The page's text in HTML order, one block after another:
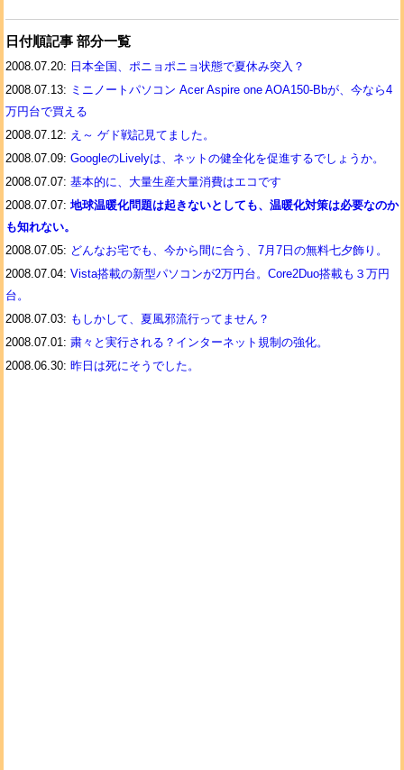
日付順記事 部分一覧
2008.07.20: 日本全国、ポニョポニョ状態で夏休み突入？
2008.07.13: ミニノートパソコン Acer Aspire one AOA150-Bbが、今なら4
万円台で買える
2008.07.12: え～ ゲド戦記見てました。
2008.07.09: GoogleのLivelyは、ネットの健全化を促進するでしょうか。
2008.07.07: 基本的に、大量生産大量消費はエコです
2008.07.07: 地球温暖化問題は起きないとしても、温暖化対策は必要なのか
も知れない。
2008.07.05: どんなお宅でも、今から間に合う、7月7日の無料七夕飾り。
2008.07.04: Vista搭載の新型パソコンが2万円台。Core2Duo搭載も３万円
台。
2008.07.03: もしかして、夏風邪流行ってません？
2008.07.01: 粛々と実行される？インターネット規制の強化。
2008.06.30: 昨日は死にそうでした。